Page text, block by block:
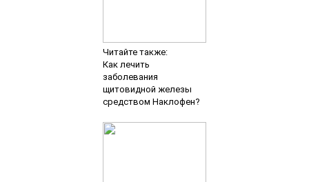
Читайте также:
Как лечить
заболевания
щитовидной железы
средством Наклофен?